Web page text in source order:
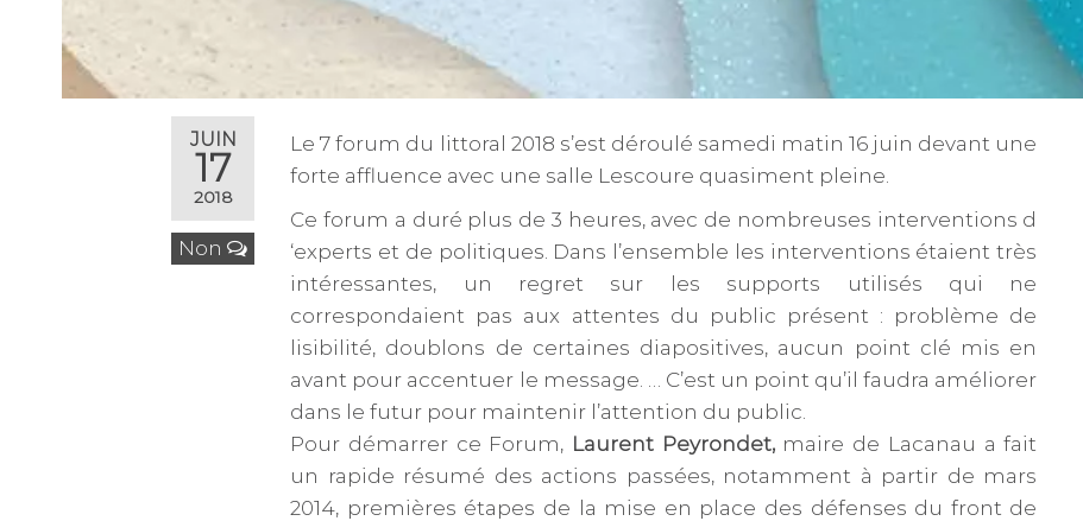
JUIN
17
2018
Non
Le 7 forum du littoral 2018 s’est déroulé samedi matin 16 juin devant une
forte affluence avec une salle Lescoure quasiment pleine.
Ce forum a duré plus de 3 heures, avec de nombreuses interventions d
‘experts et de politiques. Dans l’ensemble les interventions étaient très
intéressantes, un regret sur les supports utilisés qui ne
correspondaient pas aux attentes du public présent : problème de
lisibilité, doublons de certaines diapositives, aucun point clé mis en
avant pour accentuer le message. … C’est un point qu’il faudra améliorer
dans le futur pour maintenir l’attention du public.
Pour démarrer ce Forum, Laurent Peyrondet,maire de Lacanau a fait
un rapide résumé des actions passées, notamment à partir de mars
2014, premières étapes de la mise en place des défenses du front de